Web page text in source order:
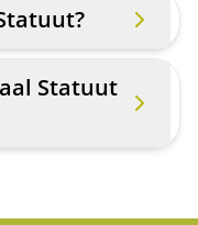
Statuut